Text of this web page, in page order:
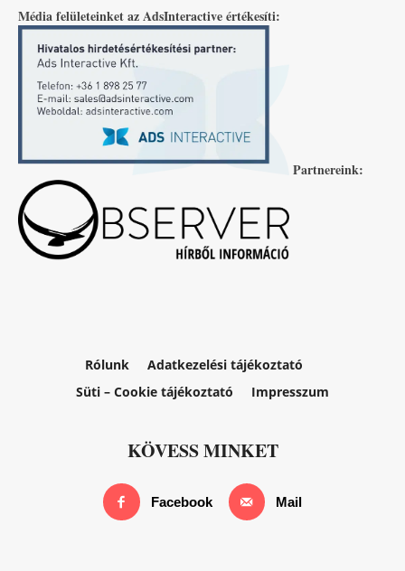
Média felületeinket az AdsInteractive értékesíti:
Partnereink:
Rólunk
Adatkezelési tájékoztató
Süti – Cookie tájékoztató
Impresszum
KÖVESS MINKET
Facebook Mail